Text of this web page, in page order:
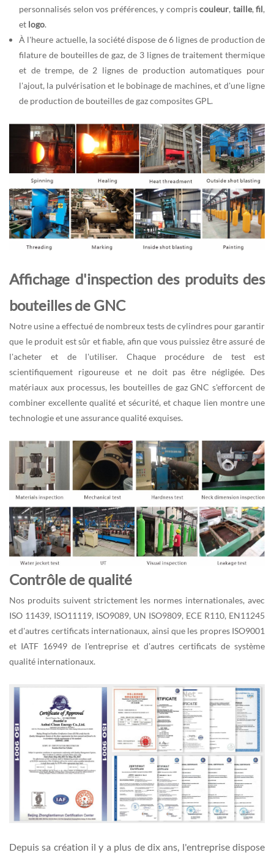
personnalisés selon vos préférences, y compriscouleur, taille, fil,
et logo.
À l'heure actuelle, la société dispose de 6 lignes de production de
filature de bouteilles de gaz, de 3 lignes de traitement thermique
et de trempe, de 2 lignes de production automatiques pour
l'ajout, la pulvérisation et le bobinage de machines, et d'une ligne
de production de bouteilles de gaz composites GPL.
Affichage d'inspection des produits des
bouteilles de GNC
Notre usine a effectué de nombreux tests de cylindres pour garantir
que le produit est sûr et fiable, afin que vous puissiez être assuré de
l'acheter et de l'utiliser. Chaque procédure de test est
scientifiquement rigoureuse et ne doit pas être négligée. Des
matériaux aux processus, les bouteilles de gaz GNC s'efforcent de
combiner excellente qualité et sécurité, et chaque lien montre une
technologie et une assurance qualité exquises.
Contrôle de qualité
Nos produits suivent strictement les normes internationales, avec
ISO 11439, ISO11119, ISO9089, UN ISO9809, ECE R110, EN11245
et d'autres certificats internationaux, ainsi que les propres ISO9001
et IATF 16949 de l'entreprise et d'autres certificats de système
qualité internationaux.
Depuis sa création il y a plus de dix ans, l'entreprise dispose